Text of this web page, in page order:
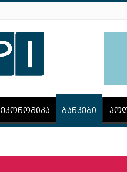
ეკონომიკა ბანკები